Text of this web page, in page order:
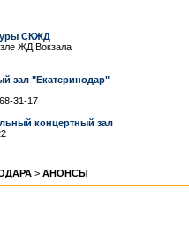
СКЖД
ЖД Вокзала
зал "Екатеринодар"
31-17
концертный зал
> АНОНСЫ